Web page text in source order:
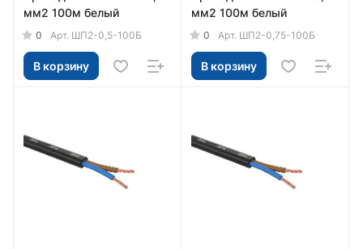
мм2 100м белый
0 Арт. ШП2-0,5-100Б
В корзину
мм2 100м белый
0 Арт. ШП2-0,75-100Б
В корзину